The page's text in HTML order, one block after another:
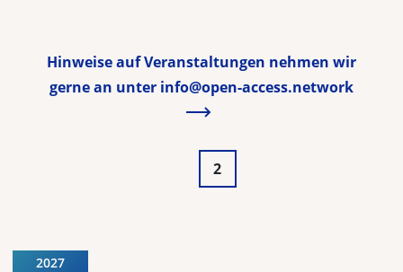
Hinweise auf Veranstaltungen nehmen wir
gerne an unter info@open-access.network
2
2027